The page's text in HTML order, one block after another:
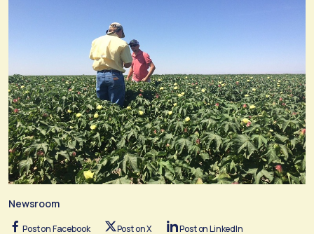
Newsroom
Post on Facebook Post on X Post on LinkedIn